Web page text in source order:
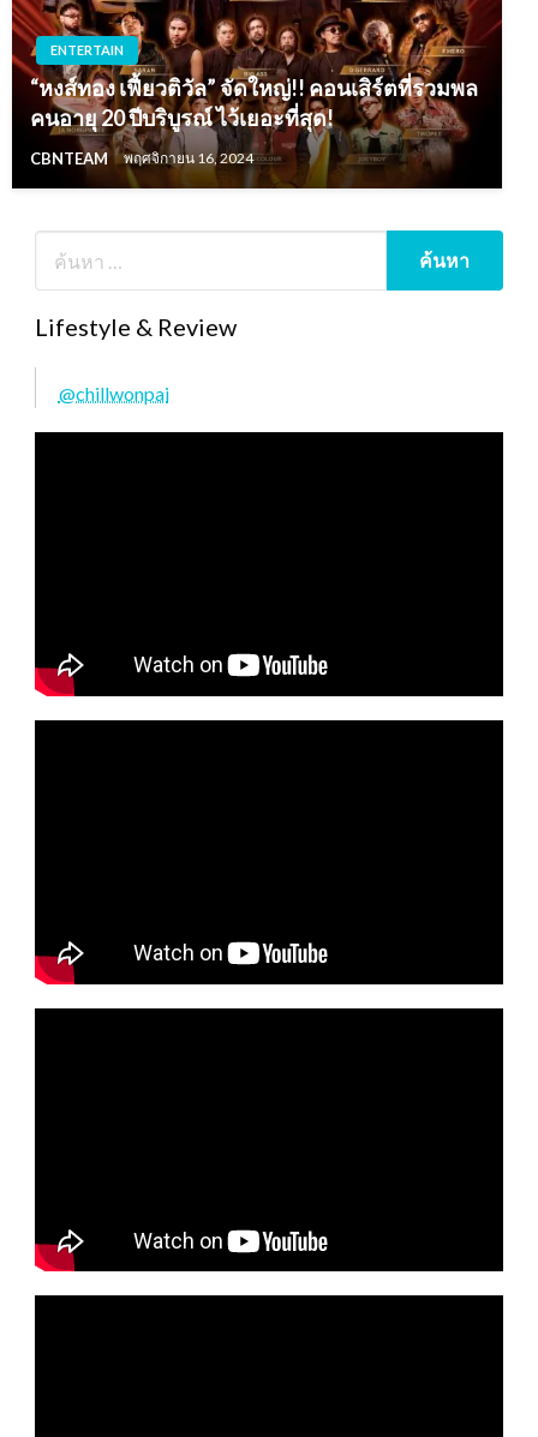
ENTERTAIN
“หงส์ทอง เฟี้ยวติวัล” จัดใหญ่!! คอนเสิร์ตที่รวมพล
คนอายุ 20 ปีบริบูรณ์ ไว้เยอะที่สุด!
CBNTEAM พฤศจิกายน 16, 2024
Lifestyle & Review
@chillwonpai